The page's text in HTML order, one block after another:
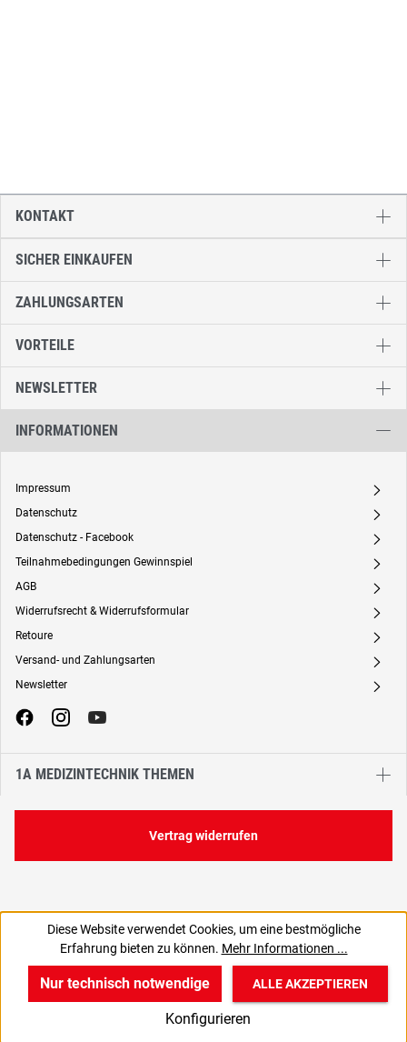
SICHER EINKAUFEN
ZAHLUNGSARTEN
VORTEILE
NEWSLETTER
INFORMATIONEN
Impressum A
Datenschutz A
Datenschutz - Facebook A
Teilnahmebedingungen Gewinnspiel A
AGB A
Widerrufsrecht & Widerrufsformular A
Retoure A
Versand- und Zahlungsarten A
Newsletter A
1A MEDIZINTECHNIK THEMEN
KONTAKT
Vertrag widerrufen
Diese Website verwendet Cookies, um eine bestmögliche
Erfahrung bieten zu können. Mehr Informationen ...
Nur technisch notwendige
Konfigurieren
ALLE AKZEPTIEREN
v
Produkte
B